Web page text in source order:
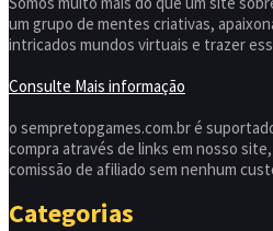
um grupo de mentes criativas,
intricados mundos virtuais e trazer
Consulte Mais informação
o sempretopgames.com.br é
compra através de links em nosso
comissão de afiliado sem nenhum
Categorias